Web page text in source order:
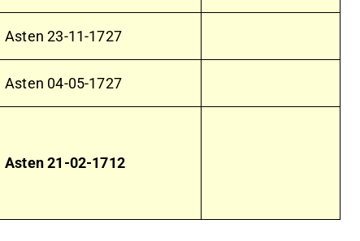
Asten23-11-1727
Asten 04-05-1727
Asten21-02-1712